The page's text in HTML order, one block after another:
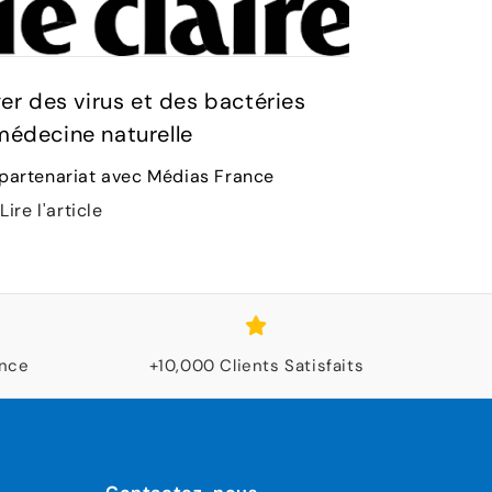
des virus et des bactéries
naturelle
avec Médias France
Lire l'article
+10,000 Clients Satisfaits